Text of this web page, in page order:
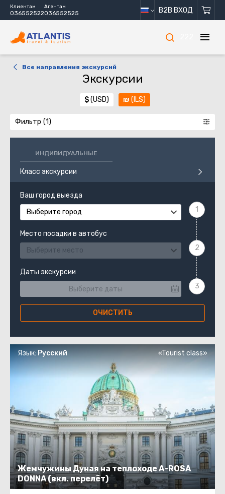
Клиентам
036552522
Агентам
036552525 B2B ВХОД
Все направления экскурсий
Экскурсии
$(USD) ₪ (ILS)
Фильтр
ИНДИВИДУАЛЬНЫЕ
Класс экскурсии
Ваш город выезда
Выберите город
Место посадки в автобус
Выберите место
Даты экскурсии
ОЧИСТИТЬ
Жемчужины Дуная на теплоходе A-ROSA
DONNA (вкл. перелёт)
Язык: Русский «Tourist class»